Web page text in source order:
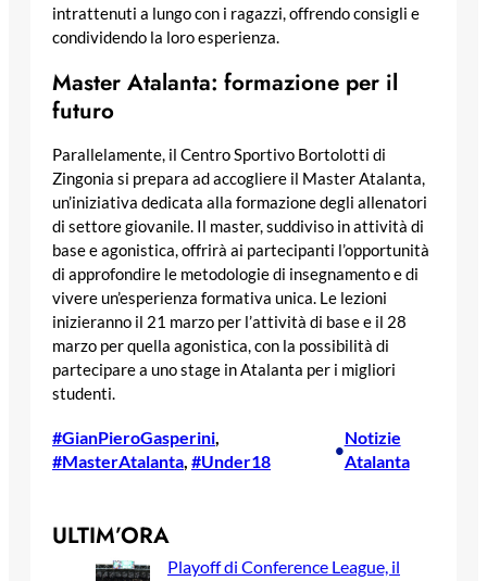
intrattenuti a lungo con i ragazzi, offrendo consigli e
condividendo la loro esperienza.
Master Atalanta: formazione per il
futuro
Parallelamente, il Centro Sportivo Bortolotti di
Zingonia si prepara ad accogliere il Master Atalanta,
un’iniziativa dedicata alla formazione degli allenatori
di settore giovanile. Il master, suddiviso in attività di
base e agonistica, offrirà ai partecipanti l’opportunità
di approfondire le metodologie di insegnamento e di
vivere un’esperienza formativa unica. Le lezioni
inizieranno il 21 marzo per l’attività di base e il 28
marzo per quella agonistica, con la possibilità di
partecipare a uno stage in Atalanta per i migliori
studenti.
#GianPieroGasperini
#MasterAtalanta, #Under18
•
Notizie
Atalanta
ULTIM’ORA
Playoff di Conference League, il